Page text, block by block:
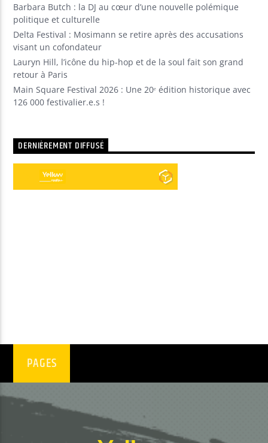
Barbara Butch : la DJ au cœur d’une nouvelle polémique
politique et culturelle
Delta Festival : Mosimann se retire après des accusations
visant un cofondateur
Lauryn Hill, l’icône du hip-hop et de la soul fait son grand
retour à Paris
Main Square Festival 2026 : Une 20ᵉ édition historique avec
126 000 festivalier.e.s !
DERNIÈREMENT DIFFUSÉ
PAGES